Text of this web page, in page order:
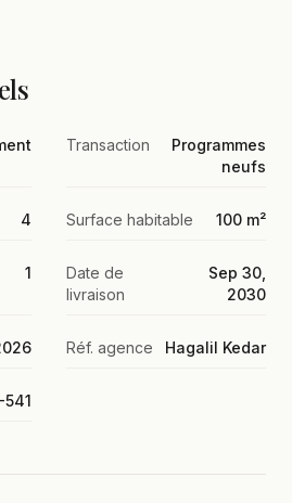
Transaction
Programmes
neufs
4 Surface habitable 100 m²
1
Date de
livraison
Sep 30,
2030
Réf. agence Hagalil Kedar
541